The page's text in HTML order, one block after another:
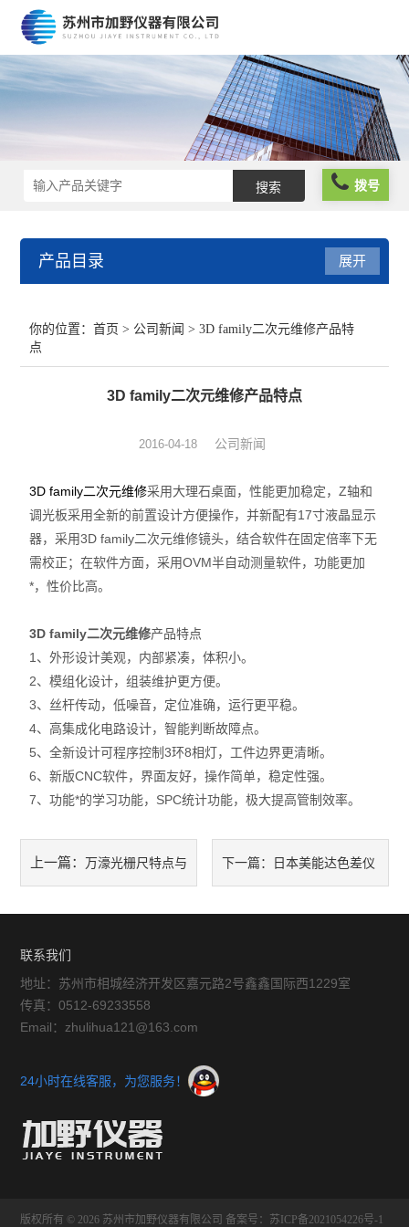
拨号
产品目录
sony
色差仪
电线电缆试验机
投影仪
卡尺
千分表
三次元
粗糙度仪
工具显微镜
三丰量具
花岗石,大理石
扭力测试仪
二次元
展开
你的位置：首页 > 公司新闻 > 3D family二次元维修产品特
点
3D family二次元维修产品特点
2016-04-18 公司新闻
3D family二次元维修采用大理石桌面，性能更加稳定，Z轴和
调光板采用全新的前置设计方便操作，并新配有17寸液晶显示
器，采用3D family二次元维修镜头，结合软件在固定倍率下无
需校正；在软件方面，采用OVM半自动测量软件，功能更加
*，性价比高。
3D family二次元维修产品特点
1、外形设计美观，内部紧凑，体积小。
2、模组化设计，组装维护更方便。
3、丝杆传动，低噪音，定位准确，运行更平稳。
4、高集成化电路设计，智能判断故障点。
5、全新设计可程序控制3环8相灯，工件边界更清晰。
6、新版CNC软件，界面友好，操作简单，稳定性强。
7、功能*的学习功能，SPC统计功能，极大提高管制效率。
上一篇：万濠光栅尺特点与 下一篇： 日本美能达色差仪
联系我们
地址：苏州市相城经济开发区嘉元路2号鑫鑫国际西1229室
传真：0512-69233558
Email：zhulihua121@163.com
24小时在线客服，为您服务！
版权所有 © 2026 苏州市加野仪器有限公司 备案号：苏ICP备2021054226号-1